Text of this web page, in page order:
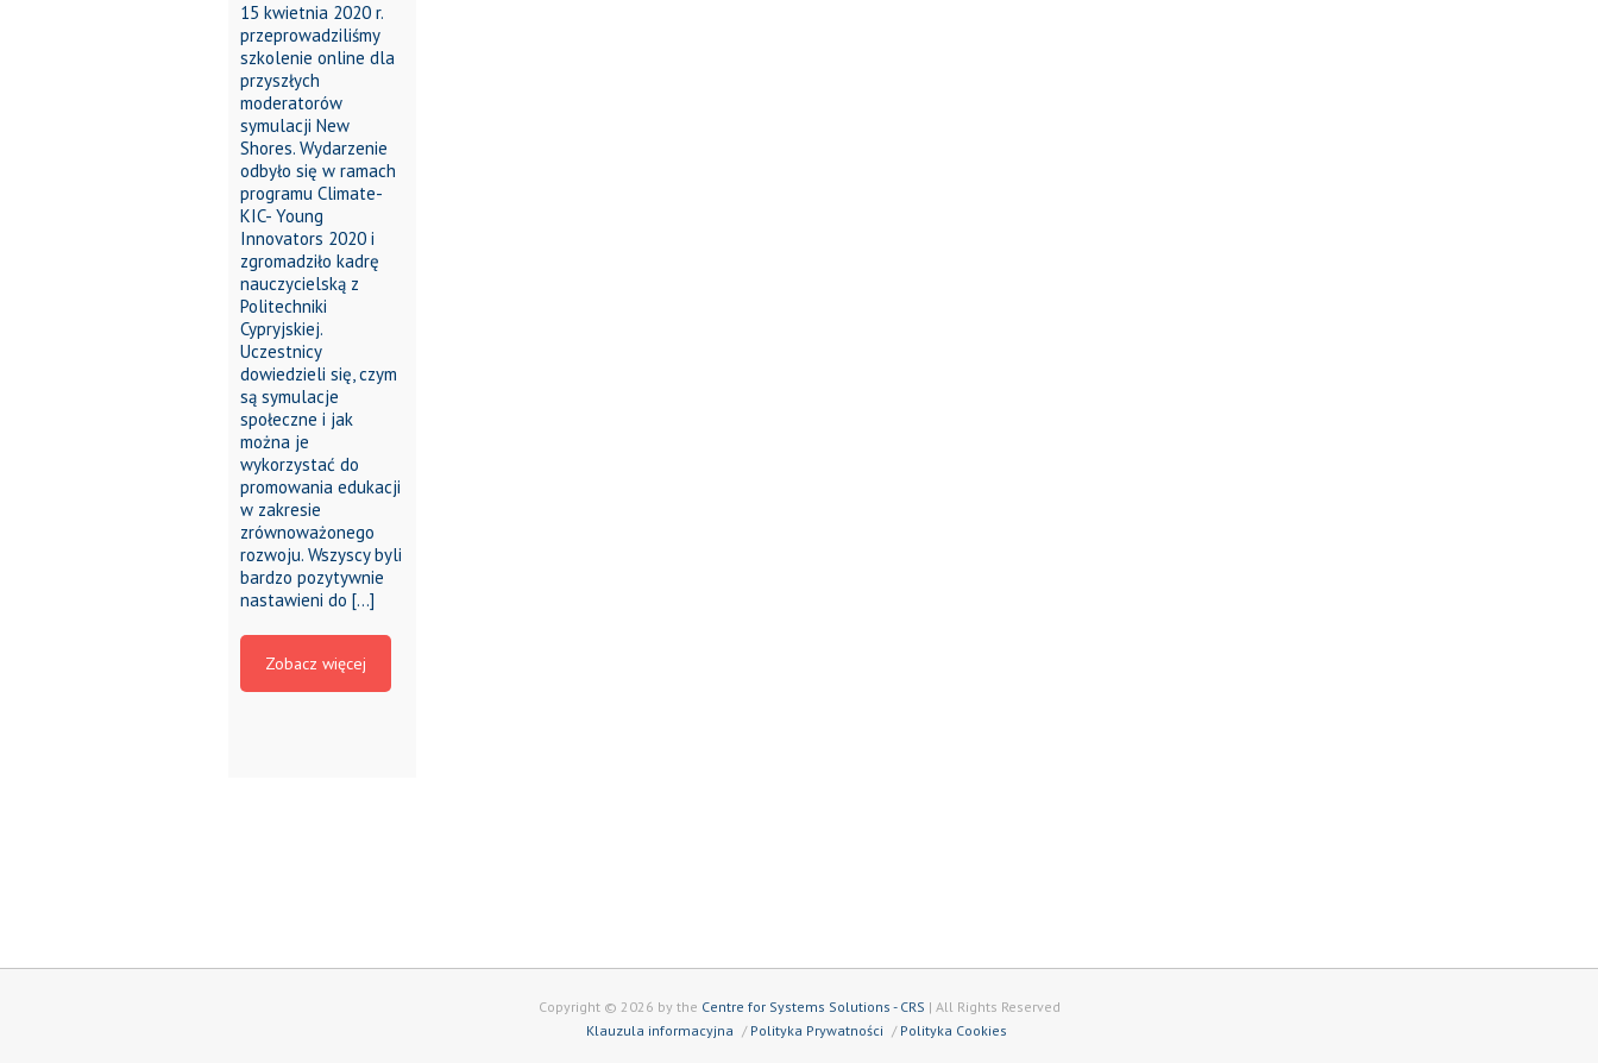
15 kwietnia 2020 r.
przeprowadziliśmy
szkolenie online dla
przyszłych
moderatorów
symulacji New
Shores. Wydarzenie
odbyło się w ramach
programu Climate-
KIC- Young
Innovators 2020 i
zgromadziło kadrę
nauczycielską z
Politechniki
Cypryjskiej.
Uczestnicy
dowiedzieli się, czym
są symulacje
społeczne i jak
można je
wykorzystać do
promowania edukacji
w zakresie
zrównoważonego
rozwoju. Wszyscy byli
bardzo pozytywnie
nastawieni do […]
Zobacz więcej
Copyright © 2026 by the Centre for Systems Solutions - CRS | All Rights Reserved
Klauzula informacyjna
Polityka Prywatności Polityka Cookies